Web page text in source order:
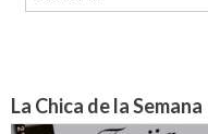
La Chica de la Semana